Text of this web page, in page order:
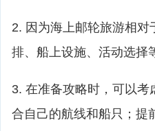
2. 因为海上邮轮旅游相
排、船上设施、活动选择
3. 在准备攻略时，可以
合自己的航线和船只；提